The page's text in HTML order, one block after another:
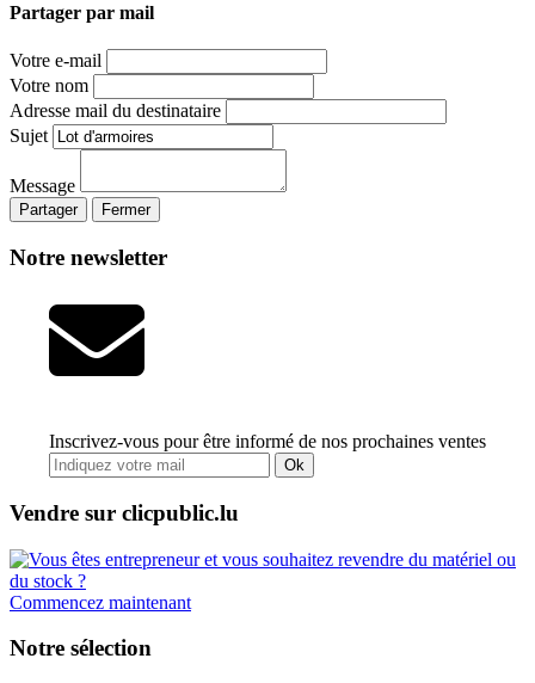
Partager par mail
Votre e-mail
Votre nom
Adresse mail du destinataire
Sujet
Message
Partager Fermer
Notre newsletter
Inscrivez-vous pour être informé de nos prochaines ventes
Ok
Vendre sur clicpublic.lu
Commencez maintenant
Notre sélection